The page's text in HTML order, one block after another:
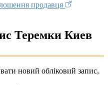
продавця
Теремки Киев
новий обліковий запис,